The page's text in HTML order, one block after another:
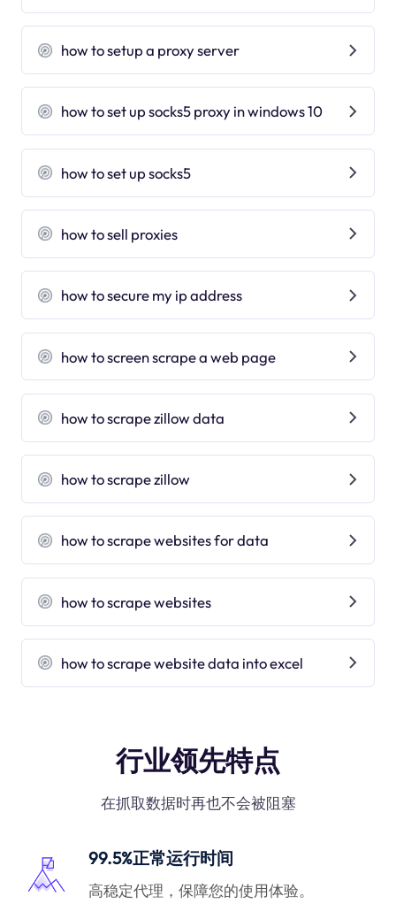
how to setup a proxy server
how to set up socks5 proxy in windows 10
how to set up socks5
how to sell proxies
how to secure my ip address
how to screen scrape a web page
how to scrape zillow data
how to scrape zillow
how to scrape websites for data
how to scrape websites
how to scrape website data into excel
行业领先特点
在抓取数据时再也不会被阻塞
99.5%正常运行时间
高稳定代理，保障您的使用体验。